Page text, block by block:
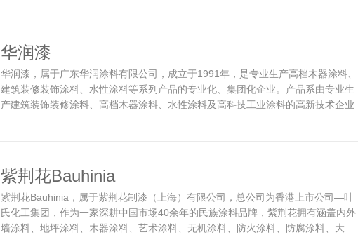
华润漆
华润漆，属于广东华润涂料有限公司，成立于1991年，是专业生产高档木器涂料、
建筑装修装饰涂料、水性涂料等系列产品的专业化、集团化企业。产品系由专业生
产建筑装饰装修涂料、高档木器涂料、水性涂料及高科技工业涂料的高新技术企业
紫荆花Bauhinia
紫荆花Bauhinia，属于紫荆花制漆（上海）有限公司，总公司为香港上市公司—叶
氏化工集团，作为一家深耕中国市场40余年的民族涂料品牌，紫荆花拥有涵盖内外
墙涂料、地坪涂料、木器涂料、艺术涂料、无机涂料、防火涂料、防腐涂料、大